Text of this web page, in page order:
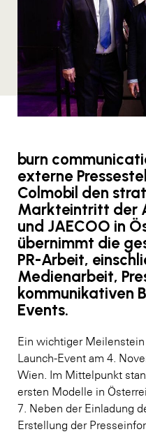
burn
externe
Colmobil den
Markteintritt der
und JAECOO in
übernimmt die
PR-Arbeit,
Medienarbeit,
kommunikativen
Events.
Ein wichtiger
Launch-Event am 4.
Wien. Im Mittelpunkt
ersten Modelle in
7. Neben der Einladung
Erstellung der